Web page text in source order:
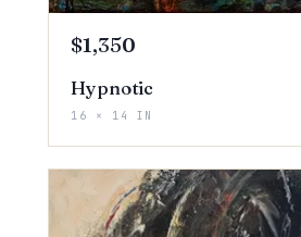
$1,350
Hypnotic
16 × 14 IN